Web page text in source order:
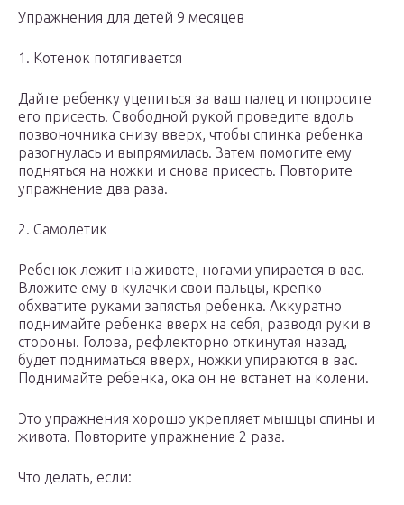
Упражнения для детей 9 месяцев
1. Котенок потягивается
Дайте ребенку уцепиться за ваш палец и попросите
его присесть. Свободной рукой проведите вдоль
позвоночника снизу вверх, чтобы спинка ребенка
разогнулась и выпрямилась. Затем помогите ему
подняться на ножки и снова присесть. Повторите
упражнение два раза.
2. Самолетик
Ребенок лежит на животе, ногами упирается в вас.
Вложите ему в кулачки свои пальцы, крепко
обхватите руками запястья ребенка. Аккуратно
поднимайте ребенка вверх на себя, разводя руки в
стороны. Голова, рефлекторно откинутая назад,
будет подниматься вверх, ножки упираются в вас.
Поднимайте ребенка, ока он не встанет на колени.
Это упражнения хорошо укрепляет мышцы спины и
живота. Повторите упражнение 2 раза.
Что делать, если: